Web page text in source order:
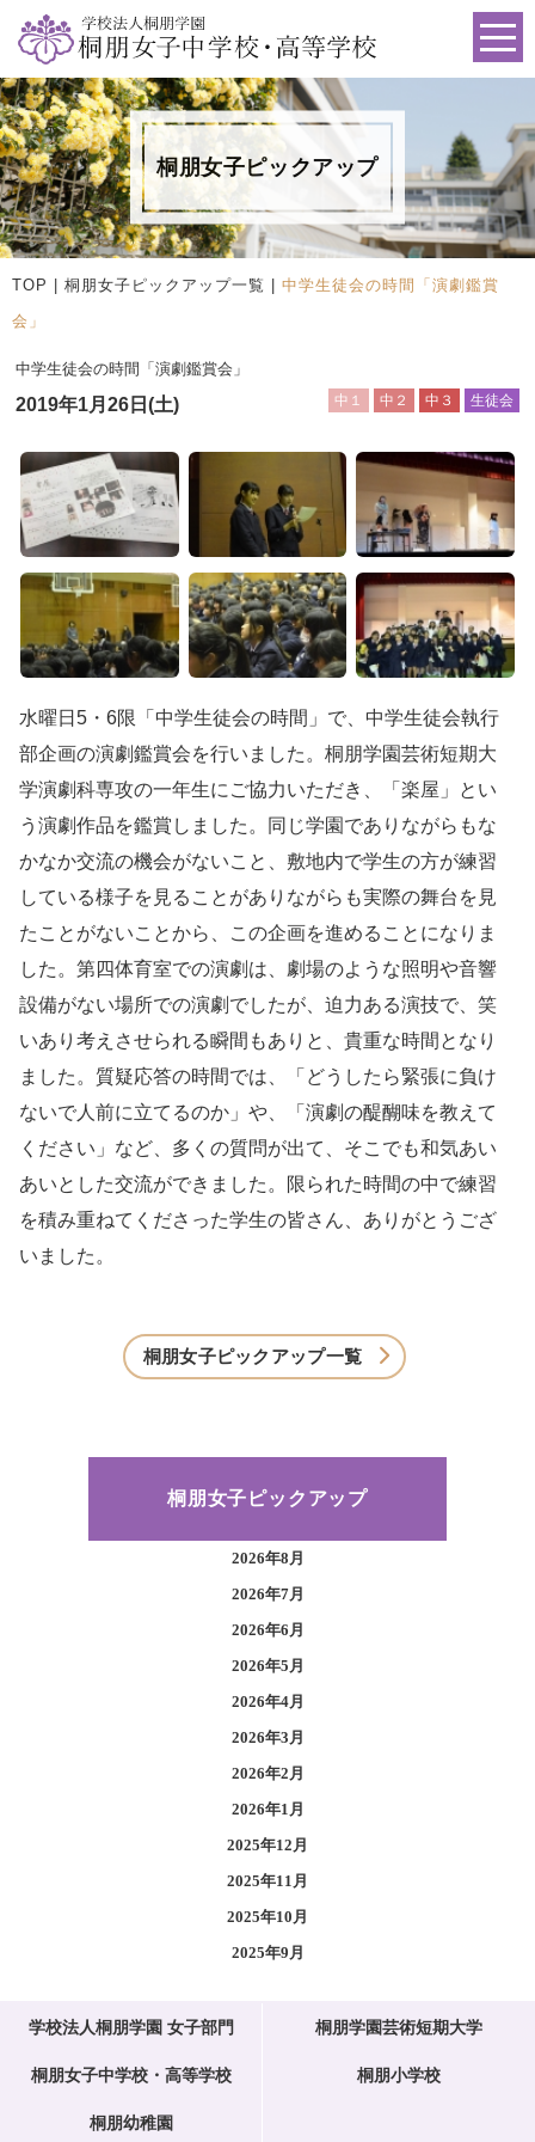
桐朋女子ピックアップ
TOP | 桐朋女子ピックアップ一覧 | 中学生徒会の時間「演劇鑑賞
会」
中学生徒会の時間「演劇鑑賞会」
2019年1月26日(土) 中１ 中２ 中３ 生徒会
水曜日5・6限「中学生徒会の時間」で、中学生徒会執行
部企画の演劇鑑賞会を行いました。桐朋学園芸術短期大
学演劇科専攻の一年生にご協力いただき、「楽屋」とい
う演劇作品を鑑賞しました。同じ学園でありながらもな
かなか交流の機会がないこと、敷地内で学生の方が練習
している様子を見ることがありながらも実際の舞台を見
たことがないことから、この企画を進めることになりま
した。第四体育室での演劇は、劇場のような照明や音響
設備がない場所での演劇でしたが、迫力ある演技で、笑
いあり考えさせられる瞬間もありと、貴重な時間となり
ました。質疑応答の時間では、「どうしたら緊張に負け
ないで人前に立てるのか」や、「演劇の醍醐味を教えて
ください」など、多くの質問が出て、そこでも和気あい
あいとした交流ができました。限られた時間の中で練習
を積み重ねてくださった学生の皆さん、ありがとうござ
いました。
桐朋女子ピックアップ一覧
桐朋女子ピックアップ
2026年8月
2026年7月
2026年6月
2026年5月
2026年4月
2026年3月
2026年2月
2026年1月
2025年12月
2025年11月
2025年10月
2025年9月
学校法人桐朋学園 女子部門 桐朋学園芸術短期大学
桐朋女子中学校・高等学校 桐朋小学校
桐朋幼稚園